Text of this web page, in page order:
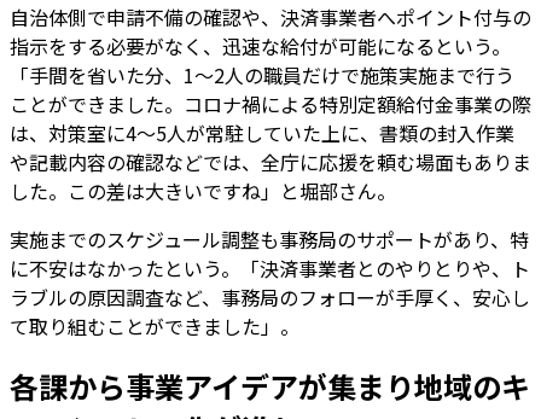
自治体側で申請不備の確認や、決済事業者へポイント付与の
指示をする必要がなく、迅速な給付が可能になるという。
「手間を省いた分、1～2人の職員だけで施策実施まで行う
ことができました。コロナ禍による特別定額給付金事業の際
は、対策室に4～5人が常駐していた上に、書類の封入作業
や記載内容の確認などでは、全庁に応援を頼む場面もありま
した。この差は大きいですね」と堀部さん。
実施までのスケジュール調整も事務局のサポートがあり、特
に不安はなかったという。「決済事業者とのやりとりや、ト
ラブルの原因調査など、事務局のフォローが手厚く、安心し
て取り組むことができました」。
各課から事業アイデアが集まり地域のキ